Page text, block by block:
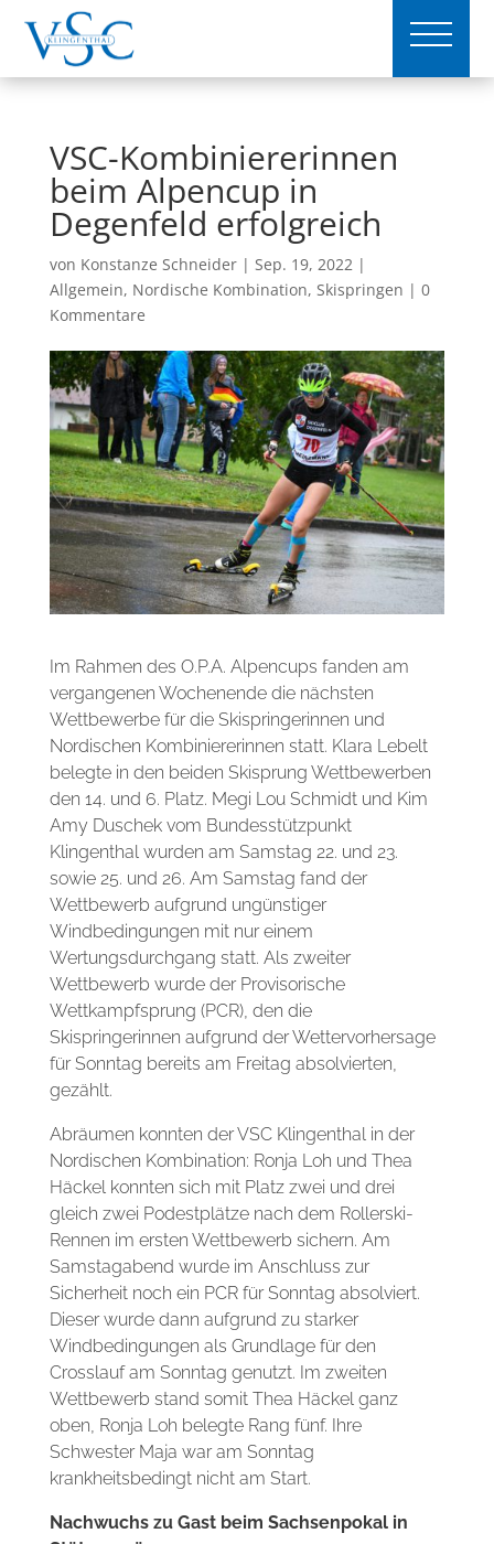
VSC-Kombiniererinnen
beim Alpencup in
Degenfeld erfolgreich
von Konstanze Schneider| Sep. 19, 2022|
Allgemein, Nordische Kombination, Skispringen | 0
Kommentare
Im Rahmen des O.P.A. Alpencups fanden am
vergangenen Wochenende die nächsten
Wettbewerbe für die Skispringerinnen und
Nordischen Kombiniererinnen statt. Klara Lebelt
belegte in den beiden Skisprung Wettbewerben
den 14. und 6. Platz. Megi Lou Schmidt und Kim
Amy Duschek vom Bundesstützpunkt
Klingenthal wurden am Samstag 22. und 23.
sowie 25. und 26. Am Samstag fand der
Wettbewerb aufgrund ungünstiger
Windbedingungen mit nur einem
Wertungsdurchgang statt. Als zweiter
Wettbewerb wurde der Provisorische
Wettkampfsprung (PCR), den die
Skispringerinnen aufgrund der Wettervorhersage
für Sonntag bereits am Freitag absolvierten,
gezählt.
Abräumen konnten der VSC Klingenthal in der
Nordischen Kombination: Ronja Loh und Thea
Häckel konnten sich mit Platz zwei und drei
gleich zwei Podestplätze nach dem Rollerski-
Rennen im ersten Wettbewerb sichern. Am
Samstagabend wurde im Anschluss zur
Sicherheit noch ein PCR für Sonntag absolviert.
Dieser wurde dann aufgrund zu starker
Windbedingungen als Grundlage für den
Crosslauf am Sonntag genutzt. Im zweiten
Wettbewerb stand somit Thea Häckel ganz
oben, Ronja Loh belegte Rang fünf. Ihre
Schwester Maja war am Sonntag
krankheitsbedingt nicht am Start.
Nachwuchs zu Gast beim Sachsenpokal in